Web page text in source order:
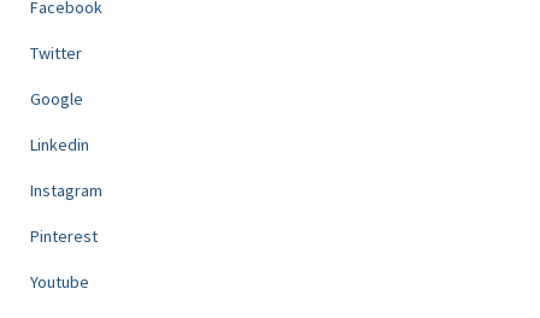
Facebook
Twitter
Google
Linkedin
Instagram
Pinterest
Youtube